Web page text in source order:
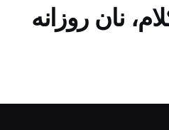
نان روزانه